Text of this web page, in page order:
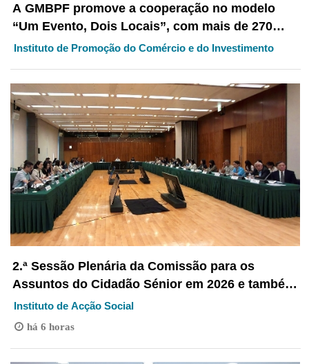
A GMBPF promove a cooperação no modelo
“Um Evento, Dois Locais”, com mais de 270
encontros comerciais realizados ontem Aberta
Instituto de Promoção do Comércio e do Investimento
2.ª Sessão Plenária da Comissão para os
Assuntos do Cidadão Sénior em 2026 e também
reunião conjunta com o Grupo de Coordenação
Interdepartamental do Mecanismo de Protecção
Instituto de Acção Social
há 6 horas